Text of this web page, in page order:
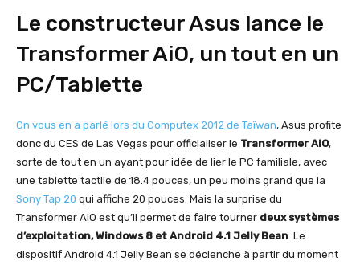
Le constructeur Asus lance le
Transformer AiO, un tout en un
PC/Tablette
On vous en a parlé lors du Computex 2012 de Taïwan, Asus profite
donc du CES de Las Vegas pour officialiser le Transformer AiO,
sorte de tout en un ayant pour idée de lier le PC familiale, avec
une tablette tactile de 18.4 pouces, un peu moins grand que la
Sony Tap 20 qui affiche 20 pouces. Mais la surprise du
Transformer AiO est qu’il permet de faire tourner deux systèmes
d’exploitation, Windows 8 et Android 4.1 Jelly Bean. Le
dispositif Android 4.1 Jelly Bean se déclenche à partir du moment